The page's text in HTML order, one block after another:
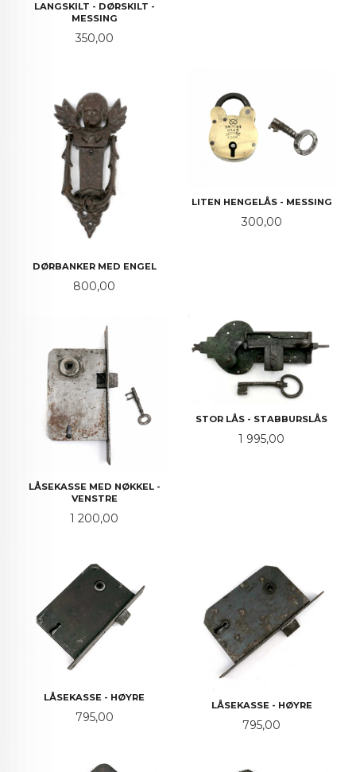
LANGSKILT - DØRSKILT -
MESSING
Pris
350,00
DØRBANKER MED ENGEL
Pris
800,00
LITEN HENGELÅS - MESSING
Pris
300,00
LÅSEKASSE MED NØKKEL -
VENSTRE
Pris
1 200,00
STOR LÅS - STABBURSLÅS
Pris
1 995,00
LÅSEKASSE - HØYRE
Pris
795,00
LÅSEKASSE - HØYRE
Pris
795,00